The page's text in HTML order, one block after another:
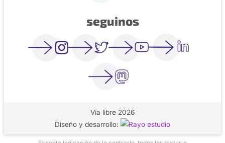
seguinos
Vía libre 2026
Diseño y desarrollo: